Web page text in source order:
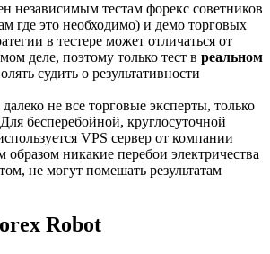
независимым тестам форекс советников
где это необходимо) и демо торговых
в тестере может отличаться от
деле, поэтому только тест в реальном
судить о результативности
далеко не все торговые эксперты, только
бесперебойной, круглосуточной
VPS сервер от компании
образом никакие перебои электричества
не могут помешать результатам
Robot